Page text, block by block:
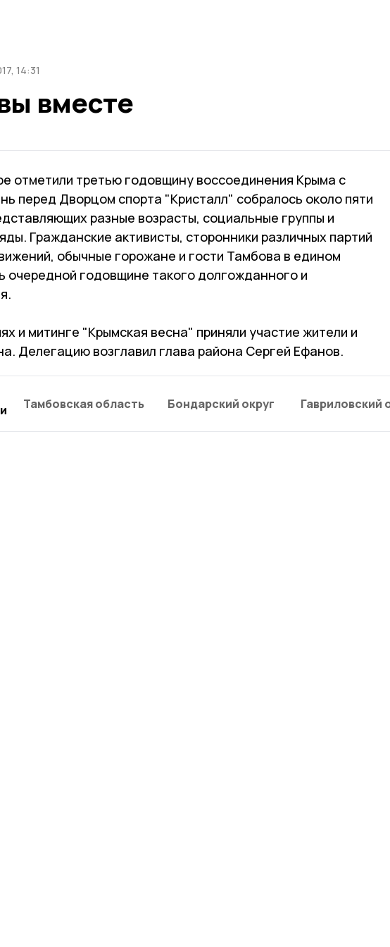
14:31
вместе
отметили третью годовщину воссоединения Крыма с
перед Дворцом спорта "Кристалл" собралось около пяти
разные возрасты, социальные группы и
Гражданские активисты, сторонники различных партий
обычные горожане и гости Тамбова в едином
очередной годовщине такого долгожданного и
и митинге "Крымская весна" приняли участие жители и
Делегацию возглавил глава района Сергей Ефанов.
Тамбовская область Бондарский округ Гавриловский